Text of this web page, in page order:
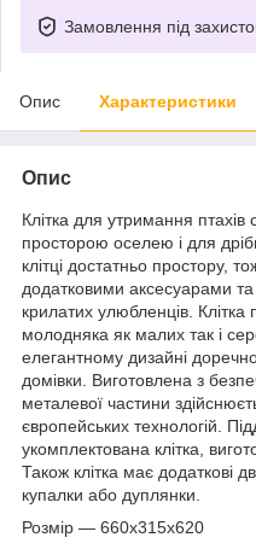
Замовлення під
Опис Характеристики
Опис
Клітка для утримання птахів
просторою оселею і для
клітці достатньо простору,
додатковими аксесуарами
крилатих улюбленців.
молодняка як малих так і
елегантному дизайні
домівки. Виготовлена з
металевої частини
європейських технологій.
укомплектована клітка,
Також клітка має додаткові
купалки або дуплянки.
Розмір — 660х315х620